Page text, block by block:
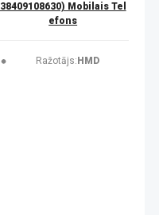
38409108630) Mobilais Tel
efons
Ražotājs: HMD